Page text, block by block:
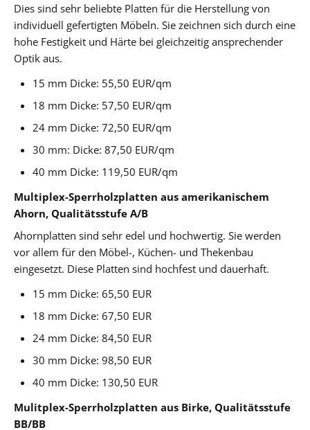
Dies sind sehr beliebte Platten für die Herstellung von
individuell gefertigten Möbeln. Sie zeichnen sich durch eine
hohe Festigkeit und Härte bei gleichzeitig ansprechender
Optik aus.
15 mm Dicke: 55,50 EUR/qm
18 mm Dicke: 57,50 EUR/qm
24 mm Dicke: 72,50 EUR/qm
30 mm: Dicke: 87,50 EUR/qm
40 mm Dicke: 119,50 EUR/qm
Multiplex-Sperrholzplatten aus amerikanischem
Ahorn, Qualitätsstufe A/B
Ahornplatten sind sehr edel und hochwertig. Sie werden
vor allem für den Möbel-, Küchen- und Thekenbau
eingesetzt. Diese Platten sind hochfest und dauerhaft.
15 mm Dicke: 65,50 EUR
18 mm Dicke: 67,50 EUR
24 mm Dicke: 84,50 EUR
30 mm Dicke: 98,50 EUR
40 mm Dicke: 130,50 EUR
Mulitplex-Sperrholzplatten aus Birke, Qualitätsstufe
BB/BB